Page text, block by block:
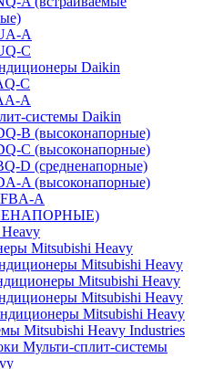
A
C
Daikin
C
A
системы Daikin
B (высоконапорные)
C (высоконапорные)
D (средненапорные)
A (высоконапорные)
A
Mitsubishi Heavy
Mitsubishi Heavy
Mitsubishi Heavy
Mitsubishi Heavy
Mitsubishi Heavy
Mitsubishi Heavy Industries
Мульти-сплит-системы